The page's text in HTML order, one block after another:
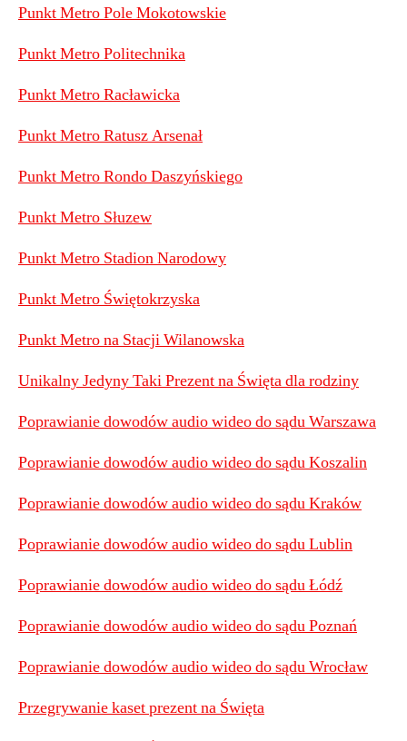
Punkt Metro Pole Mokotowskie
Punkt Metro Politechnika
Punkt Metro Racławicka
Punkt Metro Ratusz Arsenał
Punkt Metro Rondo Daszyńskiego
Punkt Metro Słuzew
Punkt Metro Stadion Narodowy
Punkt Metro Świętokrzyska
Punkt Metro na Stacji Wilanowska
Unikalny Jedyny Taki Prezent na Święta dla rodziny
Poprawianie dowodów audio wideo do sądu Warszawa
Poprawianie dowodów audio wideo do sądu Koszalin
Poprawianie dowodów audio wideo do sądu Kraków
Poprawianie dowodów audio wideo do sądu Lublin
Poprawianie dowodów audio wideo do sądu Łódź
Poprawianie dowodów audio wideo do sądu Poznań
Poprawianie dowodów audio wideo do sądu Wrocław
Przegrywanie kaset prezent na Święta